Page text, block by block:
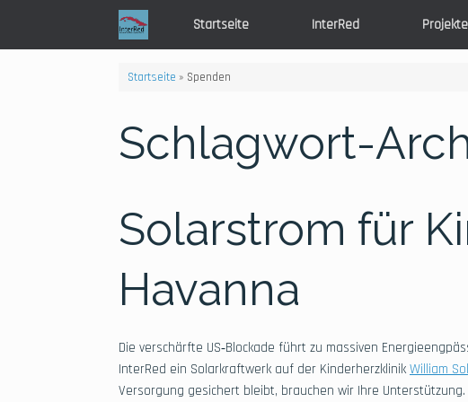
Startseite InterRed Projekte
Startseite » Spenden
Schlagwort-
Solarstrom für
Havanna
Die verschärfte US‑Blockade führt zu massiven
InterRed ein Solarkraftwerk auf der Kinderherzklinik William
Versorgung gesichert bleibt, brauchen wir Ihre Unterstützung.